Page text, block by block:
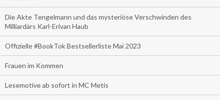
Die Akte Tengelmann und das mysteriöse Verschwinden des
Milliardärs Karl-Erivan Haub
Offizielle #BookTok Bestsellerliste Mai 2023
Frauen im Kommen
Lesemotive ab sofort in MC Metis